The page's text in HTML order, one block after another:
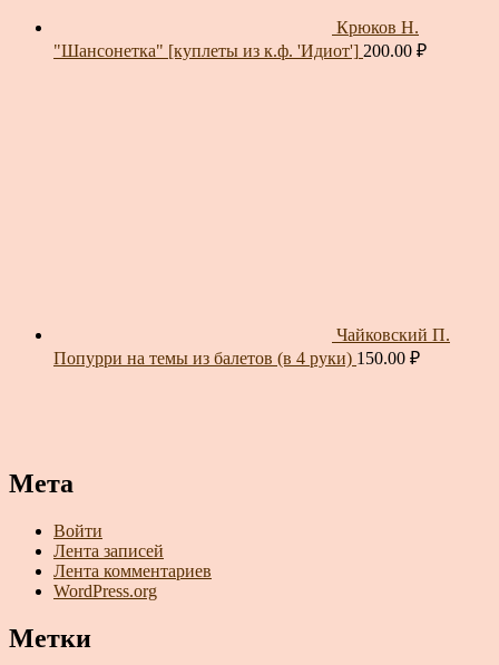
Крюков Н.
"Шансонетка" [куплеты из к.ф. 'Идиот'] 200.00 ₽
Чайковский П.
Попурри на темы из балетов (в 4 руки) 150.00 ₽
Мета
Войти
Лента записей
Лента комментариев
WordPress.org
Метки